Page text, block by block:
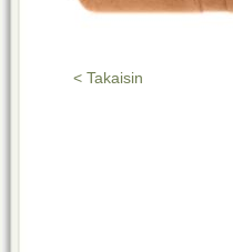
< Takaisin